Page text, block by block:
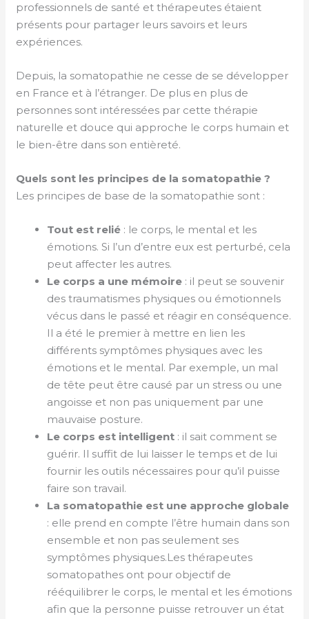
professionnels de santé et thérapeutes étaient
présents pour partager leurs savoirs et leurs
expériences.
Depuis, la somatopathie ne cesse de se développer
en France et à l’étranger. De plus en plus de
personnes sont intéressées par cette thérapie
naturelle et douce qui approche le corps humain et
le bien-être dans son entièreté.
Quels sont les principes de la somatopathie ?
Les principes de base de la somatopathie sont :
Tout est relié : le corps, le mental et les
émotions. Si l’un d’entre eux est perturbé, cela
peut affecter les autres.
Le corps a une mémoire : il peut se souvenir
des traumatismes physiques ou émotionnels
vécus dans le passé et réagir en conséquence.
Il a été le premier à mettre en lien les
différents symptômes physiques avec les
émotions et le mental. Par exemple, un mal
de tête peut être causé par un stress ou une
angoisse et non pas uniquement par une
mauvaise posture.
Le corps est intelligent : il sait comment se
guérir. Il suffit de lui laisser le temps et de lui
fournir les outils nécessaires pour qu’il puisse
faire son travail.
La somatopathie est une approche globale
: elle prend en compte l’être humain dans son
ensemble et non pas seulement ses
symptômes physiques.Les thérapeutes
somatopathes ont pour objectif de
rééquilibrer le corps, le mental et les émotions
afin que la personne puisse retrouver un état